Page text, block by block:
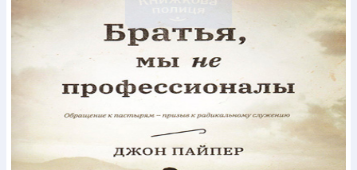
Богослов`я
Шлюб і сім`я
Юдаїзм
Супутні товари
Періодика
АудіоРучки кульковіВідео Галантерея
Закладки для книг
Футболки Брелоки
Біжутерія
Блокноти
Щоденники / щотижневики
Вироби з дерева
Вироби з кераміки і глиниВироби з сріблаКартини
Навчальні мапиШкіряні виробиМагнітиМеталеві
НаклейкиНастільні ігри
Пакети
ПлакатиПластмасові вироби
Хустки
Подарункові карткиРозвиваючі ігри РепринтиСвічки